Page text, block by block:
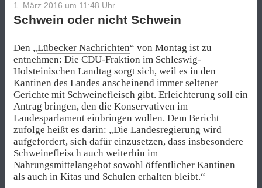
1. März 2016 um 11:48 Uhr
Schwein oder nicht Schwein
Den „Lübecker Nachrichten“ von Montag ist zu
entnehmen: Die CDU-Fraktion im Schleswig-
Holsteinischen Landtag sorgt sich, weil es in den
Kantinen des Landes anscheinend immer seltener
Gerichte mit Schweinefleisch gibt. Erleichterung soll ein
Antrag bringen, den die Konservativen im
Landesparlament einbringen wollen. Dem Bericht
zufolge heißt es darin: „Die Landesregierung wird
aufgefordert, sich dafür einzusetzen, dass insbesondere
Schweinefleisch auch weiterhin im
Nahrungsmittelangebot sowohl öffentlicher Kantinen
als auch in Kitas und Schulen erhalten bleibt.“